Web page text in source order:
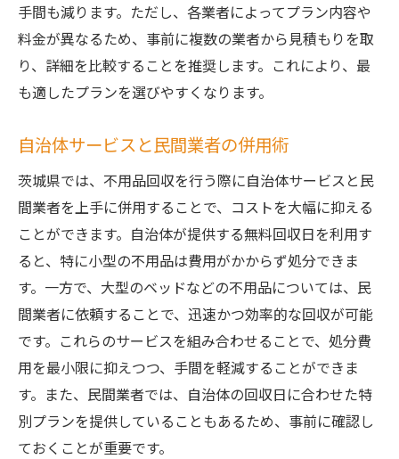
手間も減ります。ただし、各業者によってプラン内容や
料金が異なるため、事前に複数の業者から見積もりを取
り、詳細を比較することを推奨します。これにより、最
も適したプランを選びやすくなります。
自治体サービスと民間業者の併用術
茨城県では、不用品回収を行う際に自治体サービスと民
間業者を上手に併用することで、コストを大幅に抑える
ことができます。自治体が提供する無料回収日を利用す
ると、特に小型の不用品は費用がかからず処分できま
す。一方で、大型のベッドなどの不用品については、民
間業者に依頼することで、迅速かつ効率的な回収が可能
です。これらのサービスを組み合わせることで、処分費
用を最小限に抑えつつ、手間を軽減することができま
す。また、民間業者では、自治体の回収日に合わせた特
別プランを提供していることもあるため、事前に確認し
ておくことが重要です。